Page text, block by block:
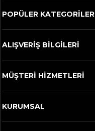
POPÜLER KATEGORİLER
ALIŞVERİŞ BİLGİLERİ
MÜŞTERİ HİZMETLERİ
KURUMSAL